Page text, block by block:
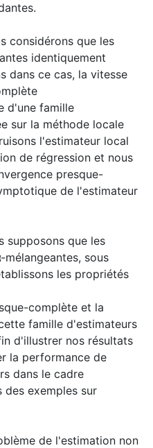
considérons que les
identiquement
dans ce cas, la vitesse
d'une famille
sur la méthode locale
l'estimateur local
de régression et nous
presque-
de l'estimateur
supposons que les
sous
les propriétés
complète et la
famille d'estimateurs
d'illustrer nos résultats
la performance de
dans le cadre
des exemples sur
de l'estimation non